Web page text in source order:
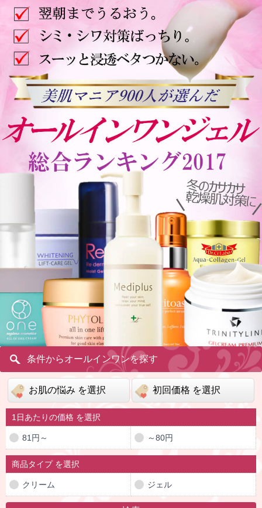
条件からオールインワンを探す
1日あたりの価格 を選択
81円～ ～80円
商品タイプ を選択
クリーム ジェル